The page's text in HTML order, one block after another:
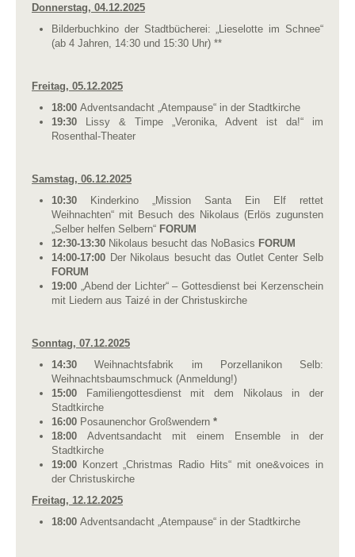
Donnerstag, 04.12.2025
Bilderbuchkino der Stadtbücherei: „Lieselotte im Schnee“
(ab 4 Jahren, 14:30 und 15:30 Uhr) **
Freitag, 05.12.2025
18:00 Adventsandacht „Atempause“ in der Stadtkirche
19:30 Lissy & Timpe „Veronika, Advent ist da!“ im
Rosenthal-Theater
Samstag, 06.12.2025
10:30 Kinderkino „Mission Santa Ein Elf rettet
Weihnachten“ mit Besuch des Nikolaus (Erlös zugunsten
„Selber helfen Selbern“ FORUM
12:30-13:30 Nikolaus besucht das NoBasics FORUM
14:00-17:00 Der Nikolaus besucht das Outlet Center Selb
FORUM
19:00 „Abend der Lichter“ – Gottesdienst bei Kerzenschein
mit Liedern aus Taizé in der Christuskirche
Sonntag, 07.12.2025
14:30Weihnachtsfabrik im Porzellanikon Selb:
Weihnachtsbaumschmuck (Anmeldung!)
15:00 Familiengottesdienst mit dem Nikolaus in der
Stadtkirche
16:00 Posaunenchor Großwendern *
18:00 Adventsandacht mit einem Ensemble in der
Stadtkirche
19:00 Konzert „Christmas Radio Hits“ mit one&voices in
der Christuskirche
Freitag, 12.12.2025
18:00 Adventsandacht „Atempause“ in der Stadtkirche